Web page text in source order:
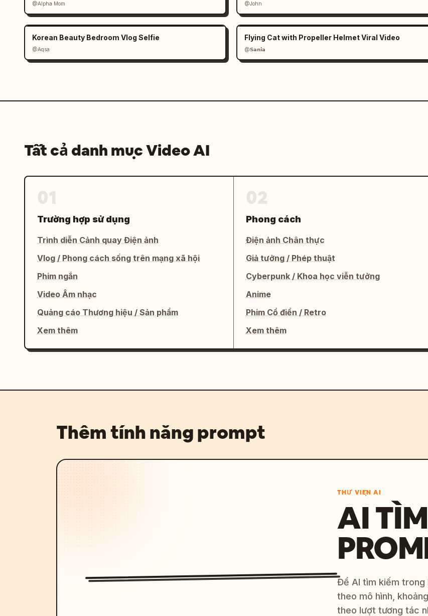
@Alpha Mom @John
Korean Beauty Bedroom Vlog Selfie
@Aqsa
Flying Cat with Propeller Helmet Viral Video
@𝗦𝗮𝗻𝗶𝗮
Tất cả danh mục Video AI
Trường hợp sử dụng
Trình diễn Cảnh quay Điện ảnh
Vlog / Phong cách sống trên mạng xã hội
Phim ngắn
Video Âm nhạc
Quảng cáo Thương hiệu / Sản phẩm
Xem thêm
Phong cách
Điện ảnh Chân thực
Giả tưởng / Phép thuật
Cyberpunk / Khoa học viễn tưởng
Anime
Phim Cổ điển / Retro
Xem thêm
Thêm tính năng prompt
THƯ VIỆN AI
AI
Để AI tìm kiếm trong
theo mô hình,
theo lượt tương tác